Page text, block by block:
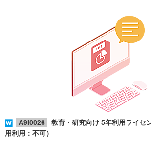
A9I0026
教育・研究向け 5年利用ライセ
用利用：不可）